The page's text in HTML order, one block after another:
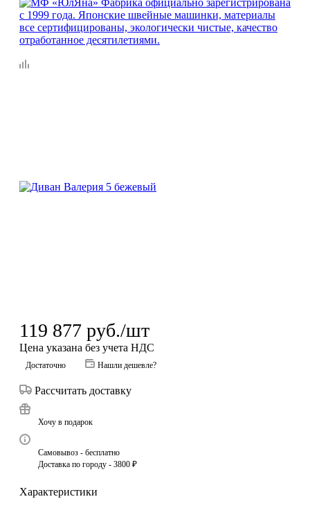
119 877 руб./шт
Цена указана без учета НДС
Достаточно Нашли дешевле?
Рассчитать доставку
Хочу в подарок
Самовывоз - бесплатно
Доставка по городу - 3800 ₽
Характеристики